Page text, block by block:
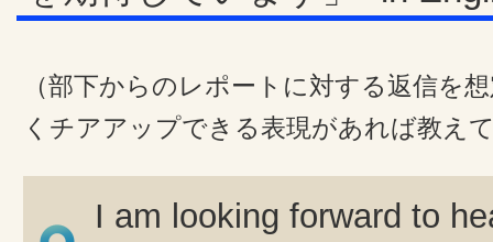
（部下からのレポートに対する返信を
くチアアップできる表現があれば教え
I am looking forward to